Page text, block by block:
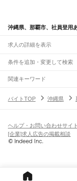
沖縄県、那覇市、社員登用
求人の詳細を表示
条件を追加・変更して検索
市区町村を追加・変更
沖縄県すべて
駅を追加・変更
那覇空港駅
赤嶺駅 小禄駅
安里駅おもろまち駅古島
てだこ浦西駅
飲食・フードサービス
飲食・フードサービス
ホールスタッフ
営業・販売
特徴を追加・変更
人気
短期 単発・1日OK
契約社員
関連キーワード
沖縄県 那覇市 正社員 エ
バイトTOP 沖縄県
ヘルプ・お問い合わせサイ
[企業]求人広告の掲載相談